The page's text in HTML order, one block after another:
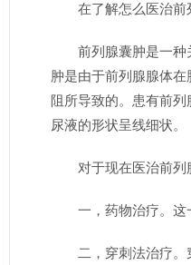
在了解怎么医治前
前列腺囊肿是一
肿是由于前列腺腺体
阻所导致的。患有前
尿液的形状呈线细状。
对于现在医治前列
一，药物治疗。这
二，穿刺法治疗。